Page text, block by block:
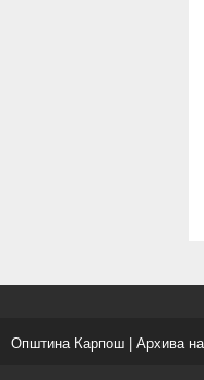
Општина Карпош | Архива на